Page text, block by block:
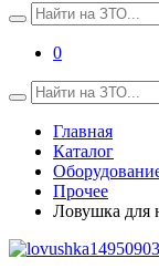
0
Главная
Каталог
Прочее
Ловушка для